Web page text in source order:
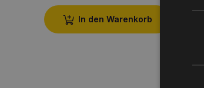
In den Warenkorb